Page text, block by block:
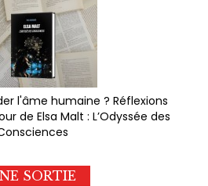
l'âme humaine ? Réflexions
de Elsa Malt : L’Odyssée des
SORTIE